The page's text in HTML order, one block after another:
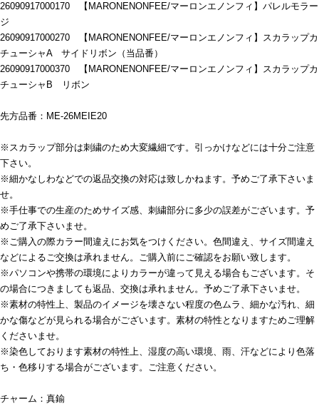
26090917000170 【MARONENONFEE/マーロンエノンフィ】パレルモラー
ジ
26090917000270 【MARONENONFEE/マーロンエノンフィ】スカラップカ
チューシャA サイドリボン（当品番）
26090917000370 【MARONENONFEE/マーロンエノンフィ】スカラップカ
チューシャB リボン
先方品番：ME-26MEIE20
※スカラップ部分は刺繍のため大変繊細です。引っかけなどには十分ご注意
下さい。
※細かなしわなどでの返品交換の対応は致しかねます。予めご了承下さいま
せ。
※手仕事での生産のためサイズ感、刺繍部分に多少の誤差がございます。予
めご了承下さいませ。
※ご購入の際カラー間違えにお気をつけください。色間違え、サイズ間違え
などによるご交換は承れません。ご購入前にご確認をお願い致します。
※パソコンや携帯の環境によりカラーが違って見える場合もございます。そ
の場合につきましても返品、交換は承れません。予めご了承下さいませ。
※素材の特性上、製品のイメージを壊さない程度の色ムラ、細かな汚れ、細
かな傷などが見られる場合がございます。素材の特性となりますためご理解
くださいませ。
※染色しております素材の特性上、湿度の高い環境、雨、汗などにより色落
ち・色移りする場合がございます。ご注意ください。
チャーム：真鍮